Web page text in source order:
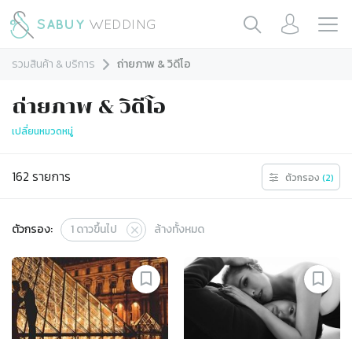
รวมสินค้า & บริการ ถ่ายภาพ & วิดีโอ
ถ่ายภาพ & วิดีโอ
เปลี่ยนหมวดหมู่
162 รายการ ตัวกรอง (2)
ตัวกรอง: 1ดาวขึ้นไป ล้างทั้งหมด